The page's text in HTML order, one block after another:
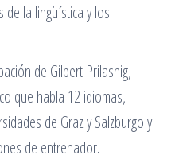
la lingüística y los
de Gilbert Prilasnig,
que habla 12 idiomas,
de Graz y Salzburgo y
de entrenador.